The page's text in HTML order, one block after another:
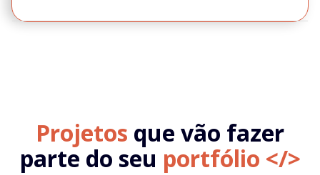
Projetos que vão fazer
parte do seu portfólio </>